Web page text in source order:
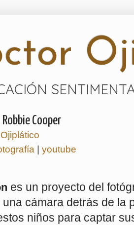
Cooper
youtube
es un proyecto del
cámara detrás de la
niños para captar